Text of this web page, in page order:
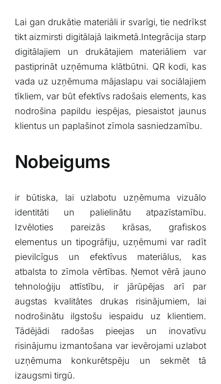
Lai gan ‍drukātie materiāli ir svarīgi, tie nedrīkst
tikt aizmirsti digitālajā ⁤laikmetā.Integrācija starp
digitālajiem un drukātajiem materiāliem var
⁢pastiprināt uzņēmuma klātbūtni. QR⁢ kodi, ​kas
vada ​uz uzņēmuma mājaslapu vai sociālajiem
tīkliem,⁢ var būt efektīvs radošais elements, kas
nodrošina ⁢papildu iespējas, piesaistot jaunus
klientus un paplašinot ‌zīmola ​sasniedzamību.
Nobeigums
⁢ir​ būtiska, lai ‍uzlabotu ‍uzņēmuma vizuālo
identitāti⁣ un‍ palielinātu atpazīstamību.‍
Izvēloties pareizās krāsas, grafiskos⁣
elementus un tipogrāfiju,‌ uzņēmumi ⁤var radīt
pievilcīgus un ‌efektīvus‍ materiālus, ​kas
‍atbalsta ‌to zīmola vērtības. Ņemot​ vērā jauno‌
tehnoloģiju attīstību, ir jārūpējas arī ‍par
augstas kvalitātes⁤ drukas risinājumiem, ⁤lai
nodrošinātu ilgstošu iespaidu uz klientiem.⁣
Tādējādi radošas pieejas un inovatīvu
risinājumu izmantošana var⁢ ievērojami uzlabot
uzņēmuma konkurētspēju‌ un ‍sekmēt tā⁢
izaugsmi tirgū.